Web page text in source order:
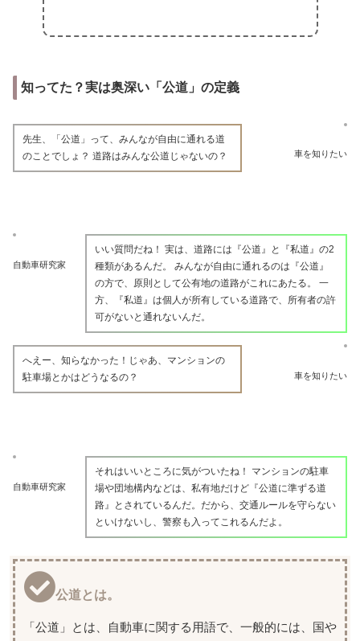
知ってた？実は奥深い「公道」の定義
車を知りたい
先生、「公道」って、みんなが自由に通れる道
のことでしょ？ 道路はみんな公道じゃないの？
自動車研究家
いい質問だね！ 実は、道路には『公道』と『私道』の2
種類があるんだ。 みんなが自由に通れるのは『公道』
の方で、原則として公有地の道路がこれにあたる。 一
方、『私道』は個人が所有している道路で、所有者の許
可がないと通れないんだ。
車を知りたい
へえー、知らなかった！じゃあ、マンションの
駐車場とかはどうなるの？
自動車研究家
それはいいところに気がついたね！ マンションの駐車
場や団地構内などは、私有地だけど『公道に準ずる道
路』とされているんだ。だから、交通ルールを守らない
といけないし、警察も入ってこれるんだよ。
公道とは。
「公道」とは、自動車に関する用語で、一般的には、国や